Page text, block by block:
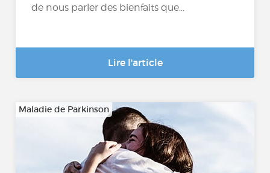
de nous parler des bienfaits que...
Lire l'article
Maladie de Parkinson